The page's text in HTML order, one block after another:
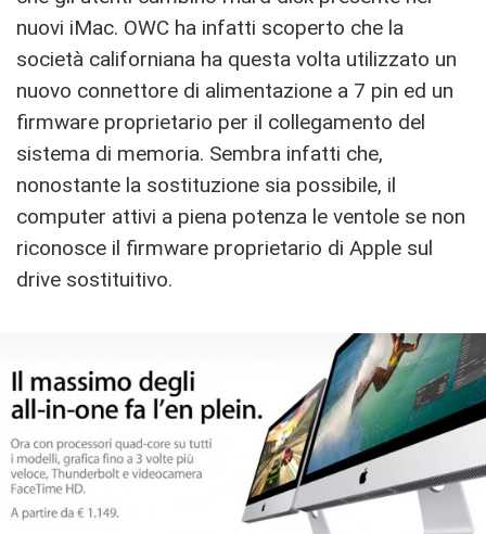
nuovi iMac. OWC ha infatti scoperto che la
società californiana ha questa volta utilizzato un
nuovo connettore di alimentazione a 7 pin ed un
firmware proprietario per il collegamento del
sistema di memoria. Sembra infatti che,
nonostante la sostituzione sia possibile, il
computer attivi a piena potenza le ventole se non
riconosce il firmware proprietario di Apple sul
drive sostituitivo.